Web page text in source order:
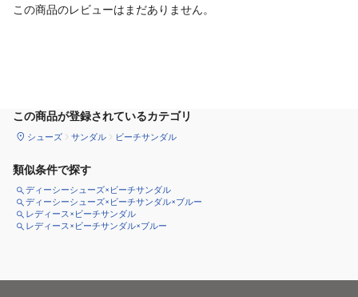
この商品のレビューはまだありません。
この商品が登録されているカテゴリ
シューズ サンダル ビーチサンダル
類似条件で探す
ディーシーシューズ×ビーチサンダル
ディーシーシューズ×ビーチサンダル×ブルー
レディース×ビーチサンダル
レディース×ビーチサンダル×ブルー